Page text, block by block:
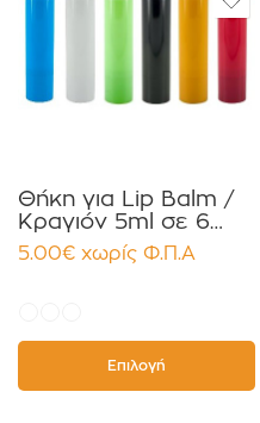
Θήκη για Lip Balm /
Κραγιόν 5ml σε 6
χρώματα Πακέτο
10τεμ.
5.00€ χωρίς Φ.Π.Α
Επιλογή